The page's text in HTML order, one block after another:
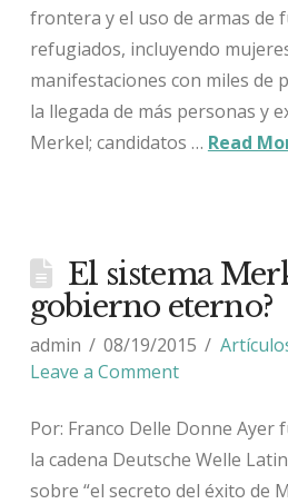
frontera y el uso de armas de
refugiados, incluyendo
manifestaciones con miles de
la llegada de más personas y
Merkel; candidatos … Read
El sistema
gobierno eterno?
admin 08/19/2015
Leave a Comment
Por: Franco Delle Donne
la cadena Deutsche Welle
sobre “el secreto del éxito de